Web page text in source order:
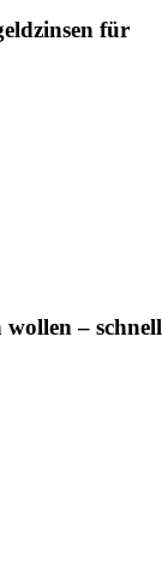
für
– schnell